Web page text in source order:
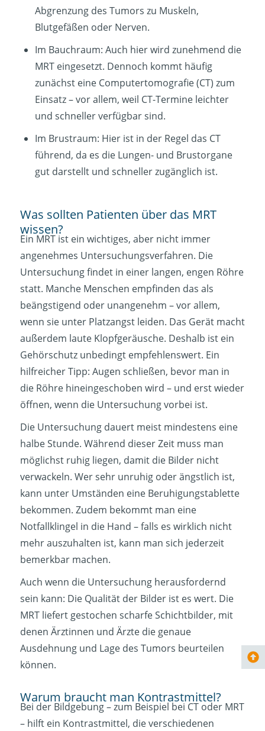
Abgrenzung des Tumors zu Muskeln,
Blutgefäßen oder Nerven.
Im Bauchraum: Auch hier wird zunehmend die
MRT eingesetzt. Dennoch kommt häufig
zunächst eine Computertomografie (CT) zum
Einsatz – vor allem, weil CT-Termine leichter
und schneller verfügbar sind.
Im Brustraum: Hier ist in der Regel das CT
führend, da es die Lungen- und Brustorgane
gut darstellt und schneller zugänglich ist.
Was sollten Patienten über das MRT
wissen?
Ein MRT ist ein wichtiges, aber nicht immer
angenehmes Untersuchungsverfahren. Die
Untersuchung findet in einer langen, engen Röhre
statt. Manche Menschen empfinden das als
beängstigend oder unangenehm – vor allem,
wenn sie unter Platzangst leiden. Das Gerät macht
außerdem laute Klopfgeräusche. Deshalb ist ein
Gehörschutz unbedingt empfehlenswert. Ein
hilfreicher Tipp: Augen schließen, bevor man in
die Röhre hineingeschoben wird – und erst wieder
öffnen, wenn die Untersuchung vorbei ist.
Die Untersuchung dauert meist mindestens eine
halbe Stunde. Während dieser Zeit muss man
möglichst ruhig liegen, damit die Bilder nicht
verwackeln. Wer sehr unruhig oder ängstlich ist,
kann unter Umständen eine Beruhigungstablette
bekommen. Zudem bekommt man eine
Notfallklingel in die Hand – falls es wirklich nicht
mehr auszuhalten ist, kann man sich jederzeit
bemerkbar machen.
Auch wenn die Untersuchung herausfordernd
sein kann: Die Qualität der Bilder ist es wert. Die
MRT liefert gestochen scharfe Schichtbilder, mit
denen Ärztinnen und Ärzte die genaue
Ausdehnung und Lage des Tumors beurteilen
können.
Warum braucht man Kontrastmittel?
Bei der Bildgebung – zum Beispiel bei CT oder MRT
– hilft ein Kontrastmittel, die verschiedenen